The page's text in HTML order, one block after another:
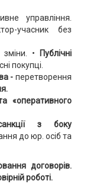
управління.
учасник без
зміни. • Публічні
покупці.
-перетворення
«оперативного
санкції з боку
до юр. осіб та
договорів.
роботі.